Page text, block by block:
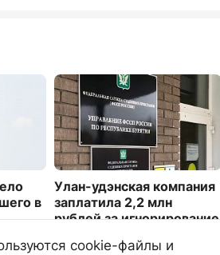
в
Улан-удэнская компания
заплатила 2,2 млн
рублей за игнорирование
cookie-файлы и